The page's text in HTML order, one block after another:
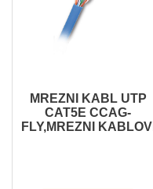
MREZNI KABL UTP
CAT5E CCAG-
FLY,MREZNI KABLOVI